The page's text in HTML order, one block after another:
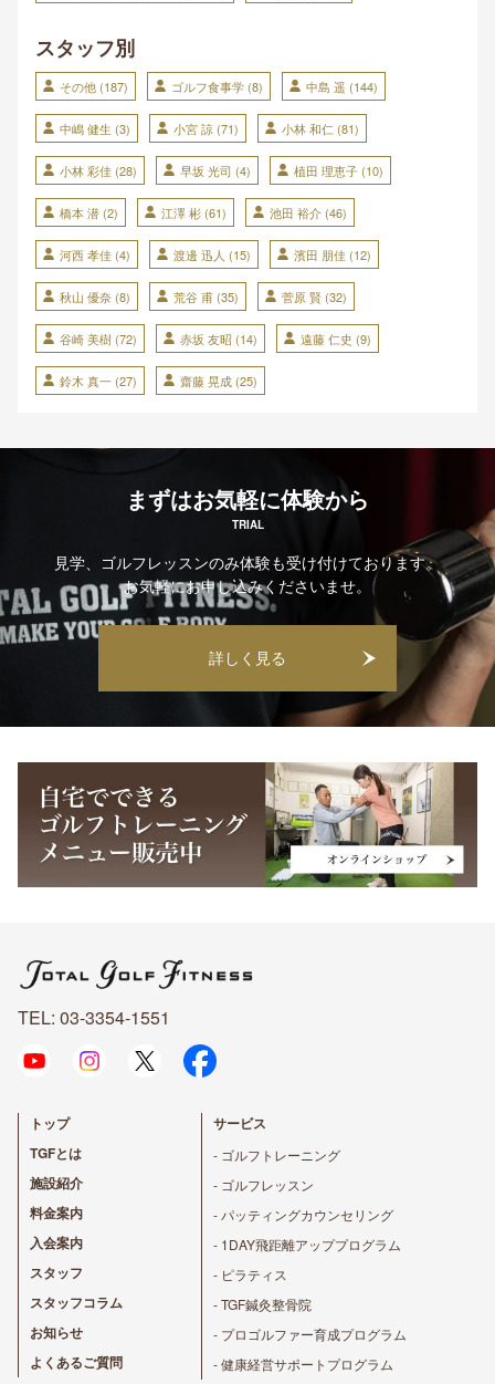
スタッフ別
その他 (187) ゴルフ食事学 (8) 中島 遥 (144)
中嶋 健生 (3) 小宮 諒 (71) 小林 和仁 (81)
小林 彩佳 (28) 早坂 光司 (4) 植田 理恵子 (10)
橋本 潜 (2) 江澤 彬 (61) 池田 裕介 (46)
河西 孝佳 (4) 渡邊 迅人 (15) 濱田 朋佳 (12)
秋山 優奈 (8) 荒谷 甫 (35) 菅原 賢 (32)
谷崎 美樹 (72) 赤坂 友昭 (14) 遠藤 仁史 (9)
鈴木 真一 (27) 齋藤 晃成 (25)
まずはお気軽に体験から
TRIAL
見学、ゴルフレッスンのみ体験も受け付けております。
お気軽にお申し込みくださいませ。
詳しく見る
TEL: 03-3354-1551
トップ
TGFとは
施設紹介
料金案内
入会案内
スタッフ
スタッフコラム
お知らせ
よくあるご質問
サービス
- ゴルフトレーニング
- ゴルフレッスン
- パッティングカウンセリング
- 1DAY飛距離アッププログラム
- ピラティス
- TGF鍼灸整骨院
- プロゴルファー育成プログラム
- 健康経営サポートプログラム